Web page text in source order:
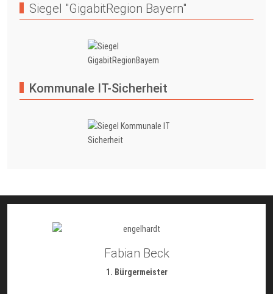
Siegel "GigabitRegion Bayern"
Kommunale IT-Sicherheit
Fabian Beck
1. Bürgermeister